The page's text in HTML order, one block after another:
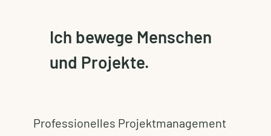
Ich bewege Menschen
und Projekte.
Professionelles Projektmanagement